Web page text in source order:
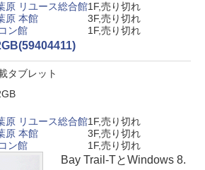
原 リユース総合館1F,売り切れ
原 本館
3F,売り切れ
ン館 1F,売り切れ
タブレット
原 リユース総合館1F,売り切れ
原 本館
3F,売り切れ
ン館 1F,売り切れ
Bay Trail-TとWindows 8.